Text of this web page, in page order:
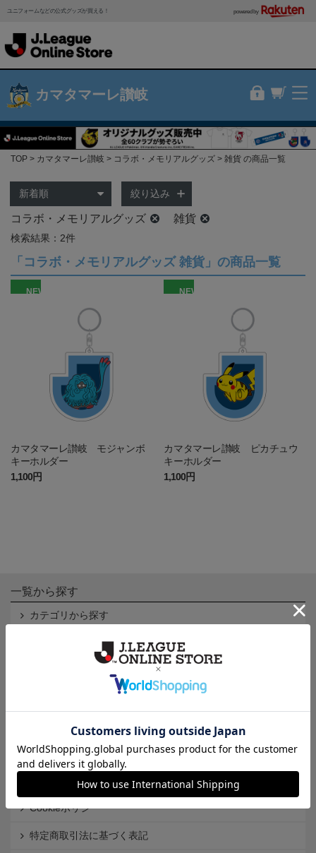
ユニフォームなどの公式グッズが買える！ powered by
カマタマーレ讃岐
TOP カマタマーレ讃岐 コラボ・メモリアルグッズ 雑貨 の商品一覧
絞り込み
コラボ・メモリアルグッズ 雑貨
検索結果：2件
「コラボ・メモリアルグッズ 雑貨」の商品一覧
NEW
カマタマーレ讃岐 モジャンボ
キーホルダー
1,100円
NEW
カマタマーレ讃岐 ピカチュウ
キーホルダー
1,100円
一覧から探す
カテゴリから探す
Ｊ2
Ｊリーグオンラインストアとは
利用規約
個人情報保護方針
Cookieポリシー
特定商取引法に基づく表記